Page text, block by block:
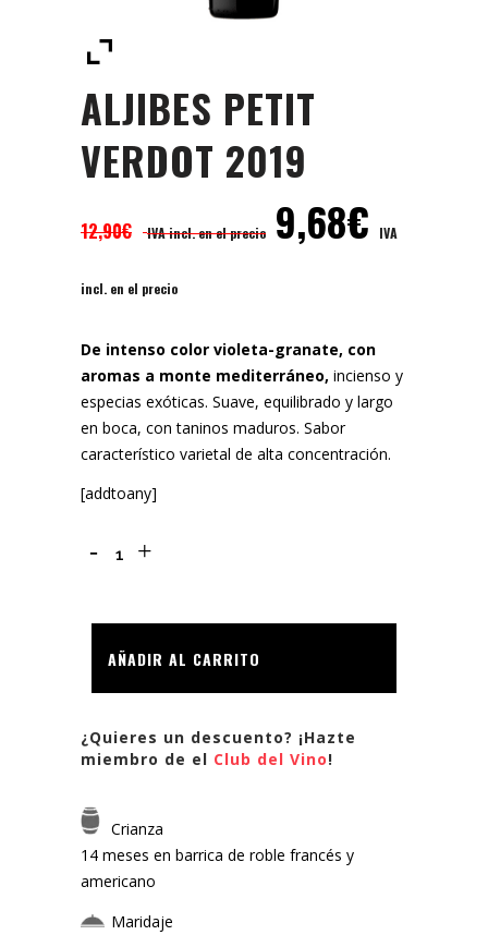
ALJIBES PETIT
VERDOT 2019
12,90€ IVA incl. en el precio 9,68€ IVA
incl. en el precio
De intenso color violeta-granate, con
aromas a monte mediterráneo, incienso y
especias exóticas. Suave, equilibrado y largo
en boca, con taninos maduros. Sabor
característico varietal de alta concentración.
[addtoany]
ALJIBES
AÑADIR AL CARRITO
¿Quieres un descuento? ¡Hazte
miembro de el Club del Vino!
Crianza
14 meses en barrica de roble francés y
americano
Maridaje